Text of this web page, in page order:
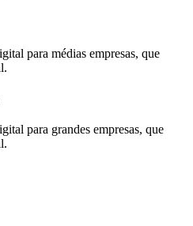
para médias empresas, que
para grandes empresas, que